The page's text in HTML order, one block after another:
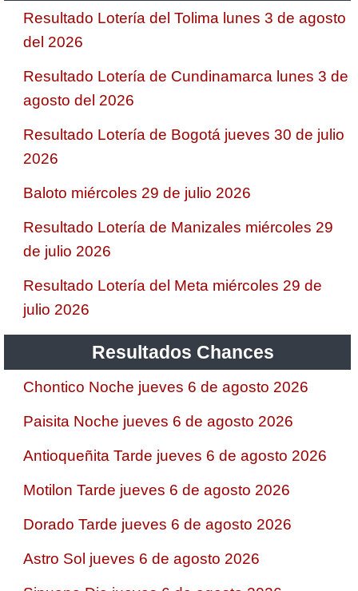
Sinuano Noche
Resultado Lotería del Tolima lunes 3 de agosto
del 2026
Resultado Lotería de Cundinamarca lunes 3 de
agosto del 2026
Resultado Lotería de Bogotá jueves 30 de julio
2026
Baloto miércoles 29 de julio 2026
Resultado Lotería de Manizales miércoles 29
de julio 2026
Resultado Lotería del Meta miércoles 29 de
julio 2026
Resultados Chances
Chontico Noche jueves 6 de agosto 2026
Paisita Noche jueves 6 de agosto 2026
Antioqueñita Tarde jueves 6 de agosto 2026
Motilon Tarde jueves 6 de agosto 2026
Dorado Tarde jueves 6 de agosto 2026
Astro Sol jueves 6 de agosto 2026